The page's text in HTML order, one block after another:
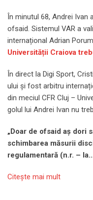
În minutul 68, Andrei
ofsaid. Sistemul VAR a
internațional Adrian
Universității Craiova
În direct la Digi Sport,
ului și fost arbitru
din meciul CFR Cluj –
golul lui Andrei Ivan nu
„Doar de ofsaid aș dori
schimbarea măsurii
regulamentară (n.r. –
Citeşte mai mult